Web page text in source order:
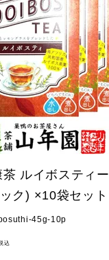
ルイボスティー
ク) ×10袋セット
45g-10p
込